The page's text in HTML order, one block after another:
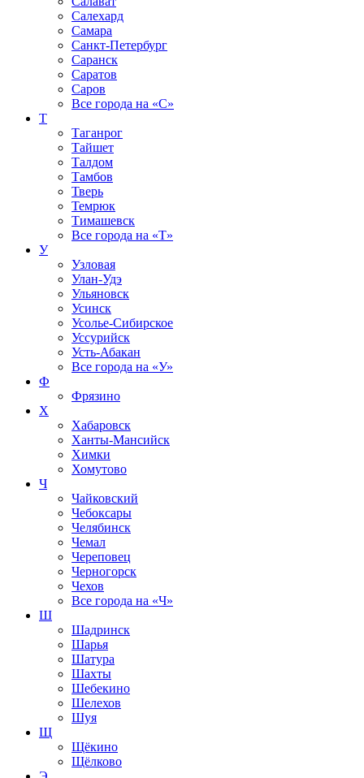
Салехард
Самара
Санкт-Петербург
Саранск
Саратов
Саров
Все города на «С»
Т
Таганрог
Тайшет
Талдом
Тамбов
Тверь
Темрюк
Тимашевск
Все города на «Т»
У
Узловая
Улан-Удэ
Ульяновск
Усинск
Усолье-Сибирское
Уссурийск
Усть-Абакан
Все города на «У»
Ф
Фрязино
Х
Хабаровск
Ханты-Мансийск
Химки
Хомутово
Ч
Чайковский
Чебоксары
Челябинск
Чемал
Череповец
Черногорск
Чехов
Все города на «Ч»
Ш
Шадринск
Шарья
Шатура
Шахты
Шебекино
Шелехов
Шуя
Щ
Щёкино
Щёлково